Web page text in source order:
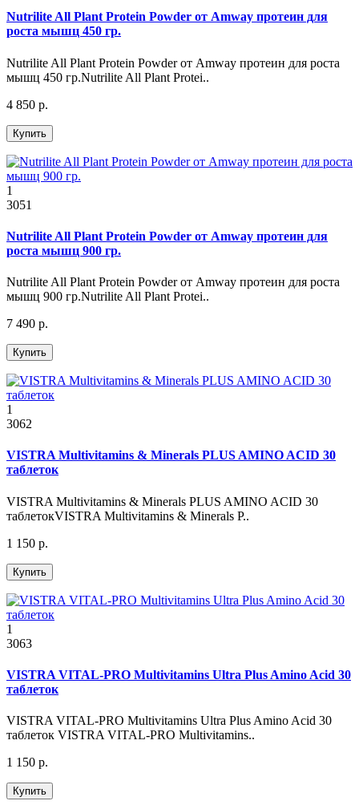
Nutrilite All Plant Protein Powder от Amway протеин для
роста мышц 450 гр.
Nutrilite All Plant Protein Powder от Amway протеин для роста
мышц 450 гр.Nutrilite All Plant Protei..
4 850 р.
Купить
1
3051
Nutrilite All Plant Protein Powder от Amway протеин для
роста мышц 900 гр.
Nutrilite All Plant Protein Powder от Amway протеин для роста
мышц 900 гр.Nutrilite All Plant Protei..
7 490 р.
Купить
1
3062
VISTRA Multivitamins & Minerals PLUS AMINO ACID 30
таблеток
VISTRA Multivitamins & Minerals PLUS AMINO ACID 30
таблетокVISTRA Multivitamins & Minerals P..
1 150 р.
Купить
1
3063
VISTRA VITAL-PRO Multivitamins Ultra Plus Amino Acid 30
таблеток
VISTRA VITAL-PRO Multivitamins Ultra Plus Amino Acid 30
таблеток VISTRA VITAL-PRO Multivitamins..
1 150 р.
Купить